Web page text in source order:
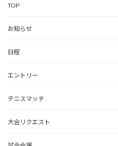
TOP
お知らせ
日程
エントリー
テニスマッチ
大会リクエスト